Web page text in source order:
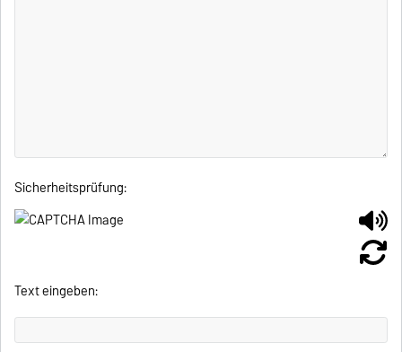
Sicherheitsprüfung:
Text eingeben: